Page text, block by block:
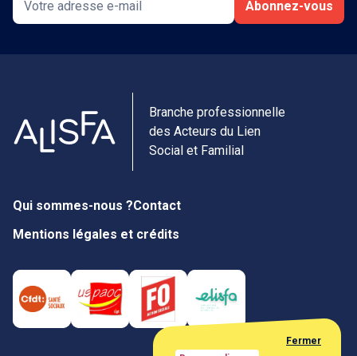
Abonnez-vous
Branche professionnelle
des Acteurs du Lien
Social et Familial
Qui sommes-nous ?Contact
Mentions légales et crédits
Fermer